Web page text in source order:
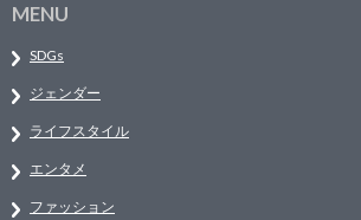
MENU
SDGs
ジェンダー
ライフスタイル
エンタメ
ファッション